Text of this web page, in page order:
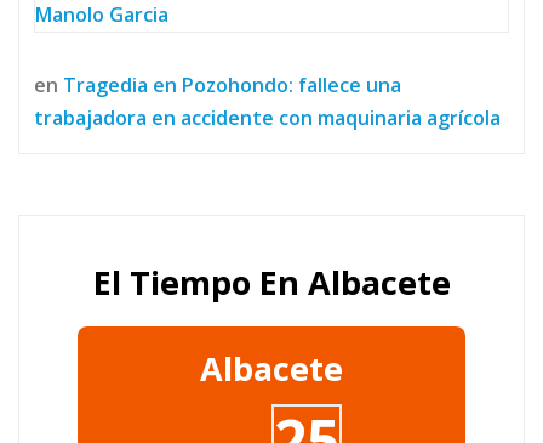
Manolo Garcia
en Tragedia en Pozohondo: fallece una
trabajadora en accidente con maquinaria agrícola
El Tiempo En Albacete
Albacete